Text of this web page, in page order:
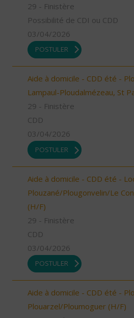
29 - Finistère
Possibilité de CDI ou CDD
03/04/2026
POSTULER
Aide à domicile - CDD été -
Lampaul-Ploudalmézeau, St
29 - Finistère
CDD
03/04/2026
POSTULER
Aide à domicile - CDD été -
Plouzané/Plougonvelin/Le
(H/F)
29 - Finistère
CDD
03/04/2026
POSTULER
Aide à domicile - CDD été -
Plouarzel/Ploumoguer (H/F)